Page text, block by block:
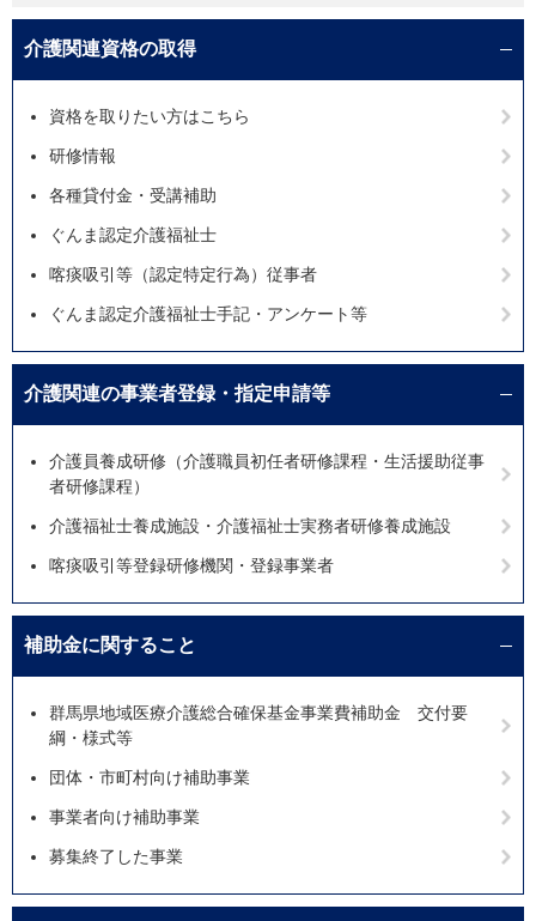
介護関連資格の取得
資格を取りたい方はこちら
研修情報
各種貸付金・受講補助
ぐんま認定介護福祉士
喀痰吸引等（認定特定行為）従事者
ぐんま認定介護福祉士手記・アンケート等
介護関連の事業者登録・指定申請等
介護員養成研修（介護職員初任者研修課程・生活援助従事
者研修課程）
介護福祉士養成施設・介護福祉士実務者研修養成施設
喀痰吸引等登録研修機関・登録事業者
補助金に関すること
群馬県地域医療介護総合確保基金事業費補助金 交付要
綱・様式等
団体・市町村向け補助事業
事業者向け補助事業
募集終了した事業